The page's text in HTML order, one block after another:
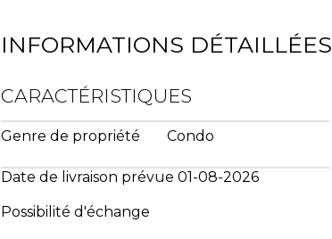
INFORMATIONS DÉTAILLÉES
CARACTÉRISTIQUES
Genre de propriété Condo
Date de livraison prévue 01-08-2026
Possibilité d'échange